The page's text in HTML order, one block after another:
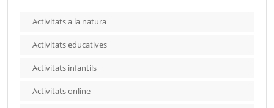
Activitats a la natura
Activitats educatives
Activitats infantils
Activitats online